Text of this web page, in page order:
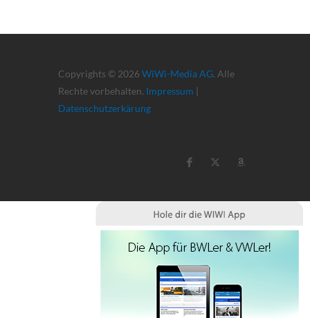
Copyrights © 2026 WiWi-Media AG. Alle
Rechte vorbehalten. Impressum |
Datenschutzerkärung